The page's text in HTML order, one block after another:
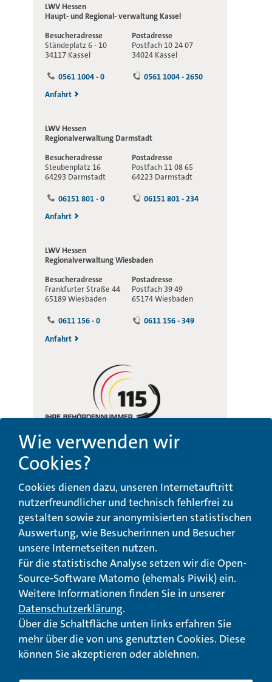
LWV Hessen
Haupt- und Regional-verwaltung Kassel
Besucheradresse
Ständeplatz 6 - 10
34117 Kassel
Postadresse
Postfach 10 24 07
34024 Kassel
0561 1004 - 0
0561 1004 - 2650
Anfahrt
LWV Hessen
Regionalverwaltung Darmstadt
Besucheradresse
Steubenplatz 16
64293 Darmstadt
Postadresse
Postfach 11 08 65
64223 Darmstadt
06151 801 - 0
06151 801 - 234
Anfahrt
LWV Hessen
RegionalverwaltungWiesbaden
Besucheradresse
Frankfurter Straße 44
65189 Wiesbaden
Postadresse
Postfach 39 49
65174 Wiesbaden
0611 156 - 0
0611 156 - 349
Anfahrt
Anregungs- und
Qualitätsmanagement
Barrierefreiheit
© Landeswohlfahrtsverband Hessen 2026
Impressum Seitenübersicht Seite drucken
nach oben
Wie verwenden wir
Cookies?
Cookies dienen dazu, unseren Internetauftritt
nutzerfreundlicher und technisch fehlerfrei zu
gestalten sowie zur anonymisierten statistischen
Auswertung, wie Besucherinnen und Besucher
unsere Internetseiten nutzen.
Für die statistische Analyse setzen wir die Open-
Source-Software Matomo (ehemals Piwik) ein.
Weitere Informationen finden Sie in unserer
Datenschutzerklärung.
Über die Schaltfläche unten links erfahren Sie
mehr über die von uns genutzten Cookies. Diese
können Sie akzeptieren oder ablehnen.